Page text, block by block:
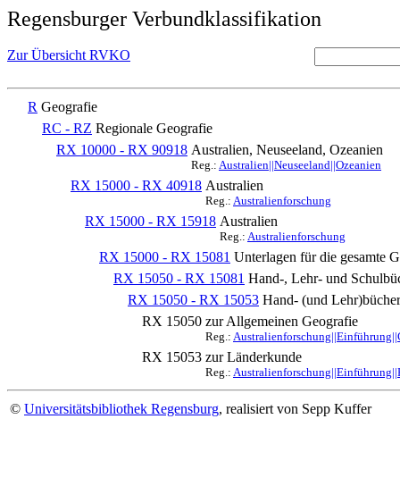
Regensburger Verbundklassifikation
Zur Übersicht RVKO
R Geografie
RC - RZ Regionale Geografie
RX 10000 - RX 90918 Australien, Neuseeland, Ozeanien
Reg.: Australien||Neuseeland||Ozeanien
RX 15000 - RX 40918 Australien
Reg.: Australienforschung
RX 15000 - RX 15918 Australien
Reg.: Australienforschung
RX 15000 - RX 15081 Unterlagen für die gesamte
RX 15050 - RX 15081 Hand-, Lehr- und
RX 15050 - RX 15053 Hand- (und
RX 15050 zur Allgemeinen Geografie
Reg.:
RX 15053 zur Länderkunde
Reg.:
© Universitätsbibliothek Regensburg, realisiert von Sepp Kuffer